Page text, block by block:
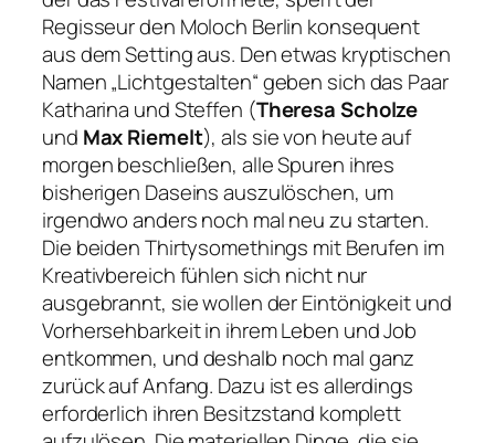
Regisseur den Moloch Berlin konsequent
aus dem Setting aus. Den etwas kryptischen
Namen „Lichtgestalten“ geben sich das Paar
Katharina und Steffen (Theresa Scholze
und Max Riemelt), als sie von heute auf
morgen beschließen, alle Spuren ihres
bisherigen Daseins auszulöschen, um
irgendwo anders noch mal neu zu starten.
Die beiden Thirtysomethings mit Berufen im
Kreativbereich fühlen sich nicht nur
ausgebrannt, sie wollen der Eintönigkeit und
Vorhersehbarkeit in ihrem Leben und Job
entkommen, und deshalb noch mal ganz
zurück auf Anfang. Dazu ist es allerdings
erforderlich ihren Besitzstand komplett